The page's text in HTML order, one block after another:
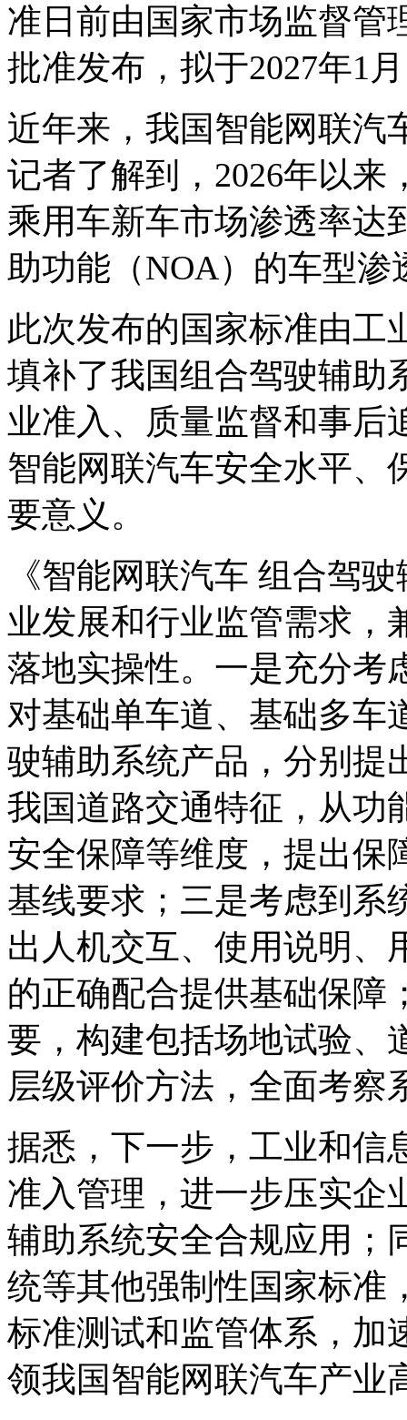
准日前由国家市场监督管
批准发布，拟于2027年1
近年来，我国智能网联汽
记者了解到，2026年以
乘用车新车市场渗透率达
助功能（NOA）的车型渗
此次发布的国家标准由工
填补了我国组合驾驶辅助
业准入、质量监督和事后
智能网联汽车安全水平、
要意义。
《智能网联汽车 组合驾
业发展和行业监管需求，
落地实操性。一是充分考
对基础单车道、基础多车
驶辅助系统产品，分别提
我国道路交通特征，从功
安全保障等维度，提出保
基线要求；三是考虑到系
出人机交互、使用说明、
的正确配合提供基础保障
要，构建包括场地试验、
层级评价方法，全面考察
据悉，下一步，工业和信
准入管理，进一步压实企
辅助系统安全合规应用；
统等其他强制性国家标准
标准测试和监管体系，加
领我国智能网联汽车产业